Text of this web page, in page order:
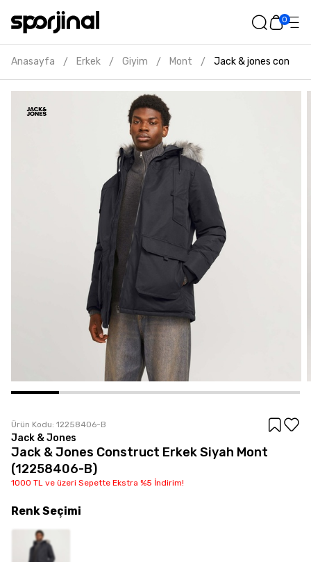
0
Anasayfa / Erkek / Giyim / Mont / Jack & jones
Ürün Kodu: 12258406-B
Jack & Jones
Jack & Jones Construct Erkek Siyah Mont
(12258406-B)
1000 TL ve üzeri Sepette Ekstra %5 İndirim!
RenkSeçimi